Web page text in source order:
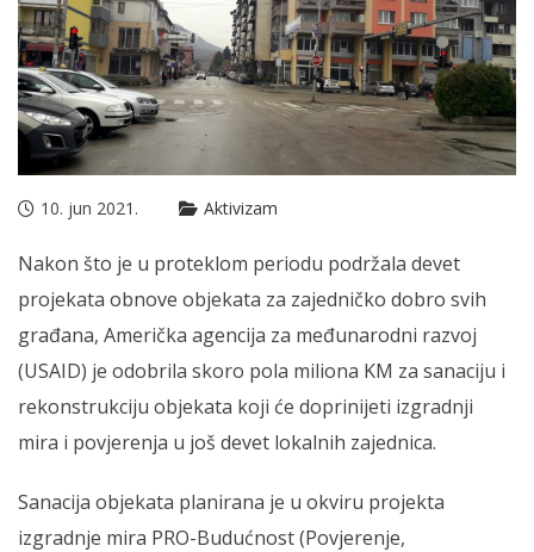
10. jun 2021. Aktivizam
Nakon što je u proteklom periodu podržala devet
projekata obnove objekata za zajedničko dobro svih
građana, Američka agencija za međunarodni razvoj
(USAID) je odobrila skoro pola miliona KM za sanaciju i
rekonstrukciju objekata koji će doprinijeti izgradnji
mira i povjerenja u još devet lokalnih zajednica.
Sanacija objekata planirana je u okviru projekta
izgradnje mira PRO-Budućnost (Povjerenje,